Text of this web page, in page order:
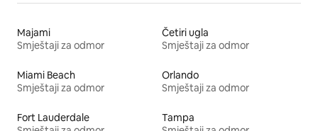
Majami
Smještaji za odmor
Četiri ugla
Smještaji za odmor
Miami Beach
Smještaji za odmor
Orlando
Smještaji za odmor
Fort Lauderdale
Tampa